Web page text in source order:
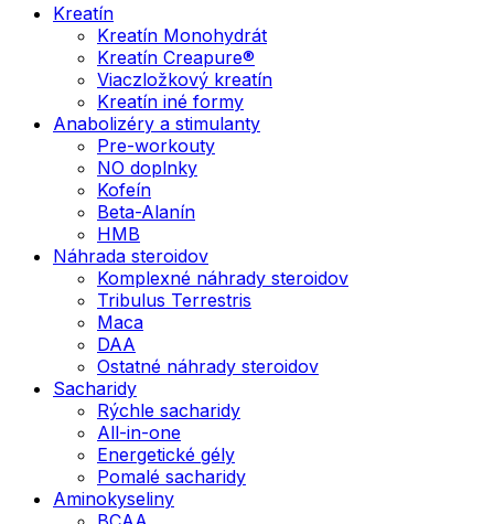
Kreatín
Kreatín Monohydrát
Kreatín Creapure®
Viaczložkový kreatín
Kreatín iné formy
Anabolizéry a stimulanty
Pre-workouty
NO doplnky
Kofeín
Beta-Alanín
HMB
Náhrada steroidov
Komplexné náhrady steroidov
Tribulus Terrestris
Maca
DAA
Ostatné náhrady steroidov
Sacharidy
Rýchle sacharidy
All-in-one
Energetické gély
Pomalé sacharidy
Aminokyseliny